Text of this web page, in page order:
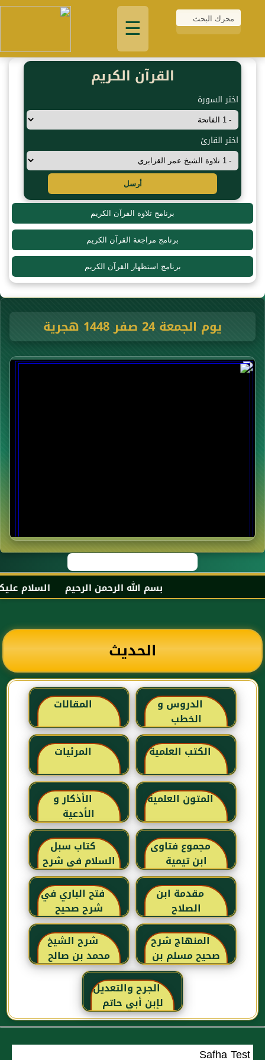
☰
القرآن الكريم
اختر السورة
اختر القارئ
أرسل
برنامج تلاوة القرآن الكريم
برنامج مراجعة القرآن الكريم
برنامج استظهار القرآن الكريم
يوم الجمعة 24 صفر 1448 هجرية
بسم الله الرحمن الرحيم السلام
الحديث
الدروس و
الخطب
المقالات
الكتب العلمية المرئيات
المتون العلمية
الأذكار و
الأدعية
مجموع فتاوى
ابن تيمية
كتاب سبل
السلام في شرح
بلوغ المرام للإمام
الصنعاني رحمه
الله
مقدمة ابن
الصلاح
فتح الباري في
شرح صحيح
البخاري للحافظ
ابن حجر
العسقلاني
المنهاج شرح
صحيح مسلم بن
الحجاج
شرح الشيخ
محمد بن صالح
العثيمين لكتاب
رياض الصالحين
للإمام النووي
رحمهم الله تعالى
الجرح والتعديل
لإبن أبي حاتم
Safha Test